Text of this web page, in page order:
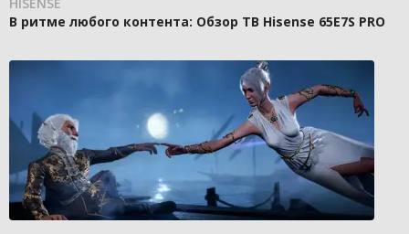
HISENSE
В ритме любого контента: Обзор ТВ Hisense 65E7S PRO